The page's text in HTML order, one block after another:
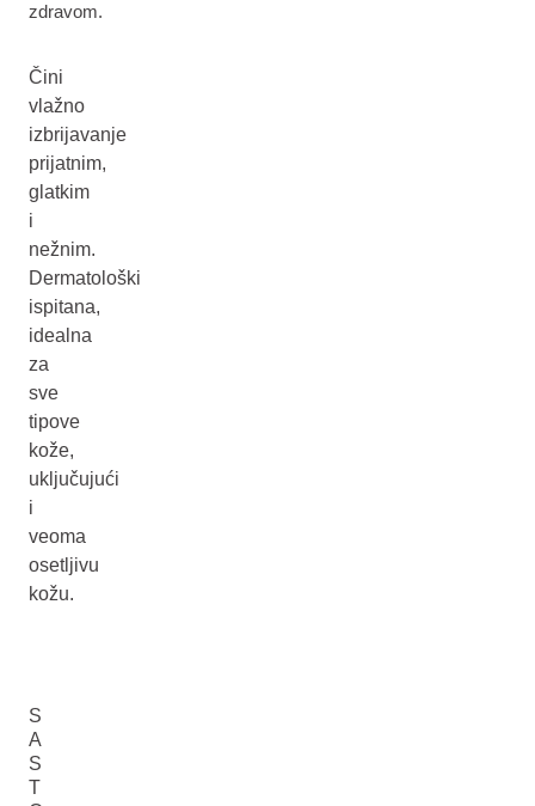
zdravom.
Čini
vlažno
izbrijavanje
prijatnim,
glatkim
i
nežnim.
Dermatološki
ispitana,
idealna
za
sve
tipove
kože,
uključujući
i
veoma
osetljivu
kožu.
S
A
S
T